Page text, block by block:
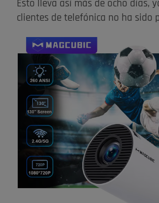
Esto lleva así más de ocho días,
clientes de telefónica no ha sido